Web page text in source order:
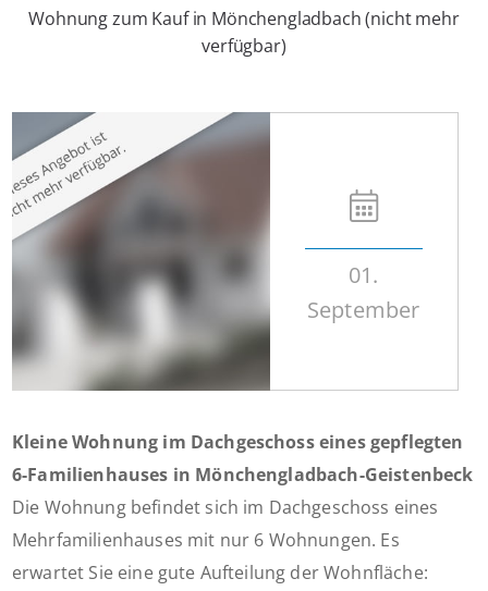
Wohnung zum Kauf in Mönchengladbach (nicht mehr
verfügbar)
01.
September
Kleine Wohnung im Dachgeschoss eines gepflegten
6-Familienhauses in Mönchengladbach-Geistenbeck
Die Wohnung befindet sich im Dachgeschoss eines
Mehrfamilienhauses mit nur 6 Wohnungen. Es
erwartet Sie eine gute Aufteilung der Wohnfläche: